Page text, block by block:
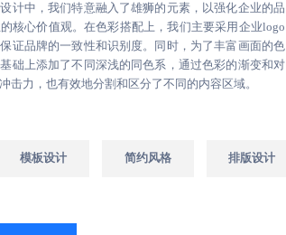
计中，我们特意融入了雄狮的元素，以强化企业的品
核心价值观。在色彩搭配上，我们主要采用企业logo
证品牌的一致性和识别度。同时，为了丰富画面的色
础上添加了不同深浅的同色系，通过色彩的渐变和对
击力，也有效地分割和区分了不同的内容区域。
模板设计 简约风格 排版设计